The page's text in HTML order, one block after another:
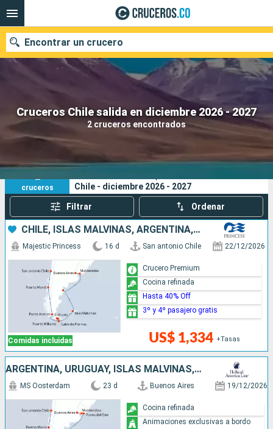
Cruceros Chile salida en diciembre 2026 - 2027
2 cruceros encontrados
Encontrar un crucero
Fecha de salida
Buscar
2
cruceros
Chile - diciembre 2026 - 2027
Filtrar Ordenar
CHILE, ISLAS MALVINAS, ARGENTINA, URUGUAY
Comidas incluidas
Majestic Princess 16 d San antonio Chile 22/12/2026
US$ 1,334 +Tasas
Crucero Premium
Cocina refinada
Hasta 40% Off
3º y 4º pasajero gratis
ARGENTINA, URUGUAY, ISLAS MALVINAS, CHILE
MS Oosterdam 23 d Buenos Aires 19/12/2026
Cocina refinada
Animaciones exclusivas a bordo